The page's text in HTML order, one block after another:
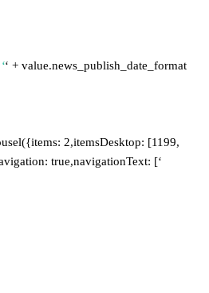
‘ + value.news_publish_date_format
2,itemsDesktop: [1199,
true,navigationText: [‘